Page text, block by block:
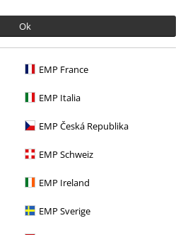
Ok
EMP France
EMP Italia
EMP Česká Republika
EMP Schweiz
EMP Ireland
EMP Sverige